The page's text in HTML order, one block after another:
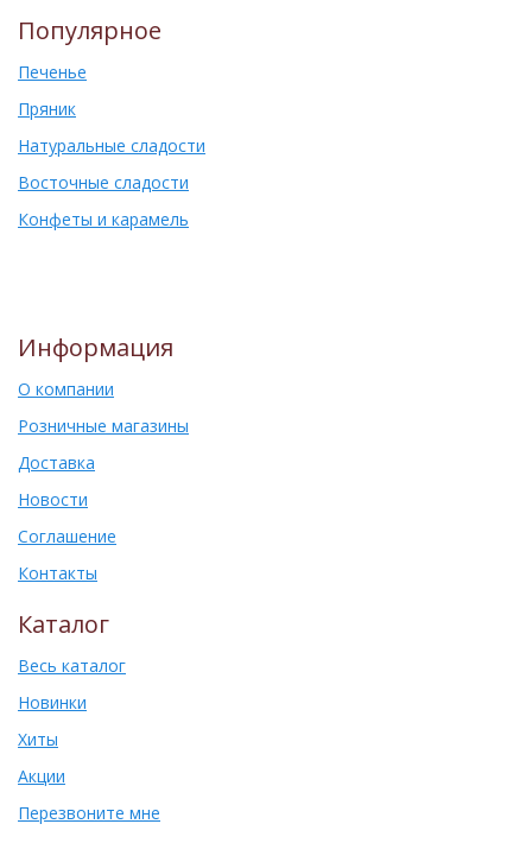
Популярное
Печенье
Пряник
Натуральные сладости
Восточные сладости
Конфеты и карамель
Информация
О компании
Розничные магазины
Доставка
Новости
Соглашение
Контакты
Каталог
Весь каталог
Новинки
Хиты
Акции
Перезвоните мне